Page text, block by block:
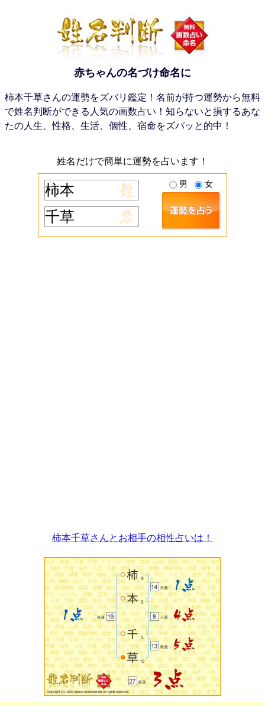
赤ちゃんの名づけ命名に
柿本千草さんの運勢をズバリ鑑定！名前が持つ運勢から無料
で姓名判断ができる人気の画数占い！知らないと損するあな
たの人生、性格、生活、個性、宿命をズバッと的中！
姓名だけで簡単に運勢を占います！
男 女
柿本千草さんとお相手の相性占いは！